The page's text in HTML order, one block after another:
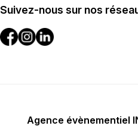
Suivez-nous sur nos
Agence évènementiel